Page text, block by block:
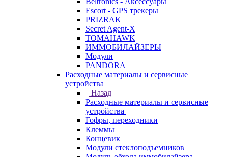
Escort - GPS трекеры
PRIZRAK
Secret Agent-X
TOMAHAWK
ИММОБИЛАЙЗЕРЫ
Модули
PANDORA
Расходные материалы и сервисные
устройства
Назад
Расходные материалы и сервисные
устройства
Гофры, переходники
Клеммы
Концевик
Модули стеклоподъемников